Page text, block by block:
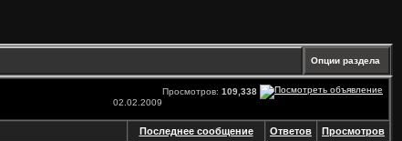
Опции раздела
Просмотров: 109,338
02.02.2009
Последнее сообщение Ответов Просмотров